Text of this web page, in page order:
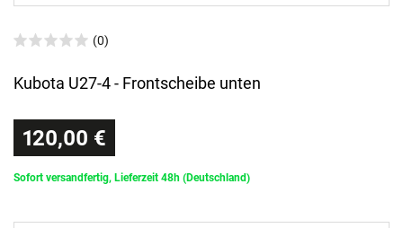
(0)
Kubota U27-4 - Frontscheibe unten
120,00 €
Sofort versandfertig, Lieferzeit 48h (Deutschland)